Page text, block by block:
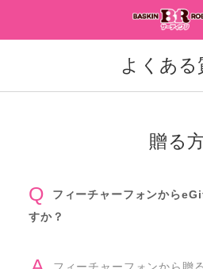
トップページ
法人のお客様
よくある
贈る
フィーチャーフォンから
すか？